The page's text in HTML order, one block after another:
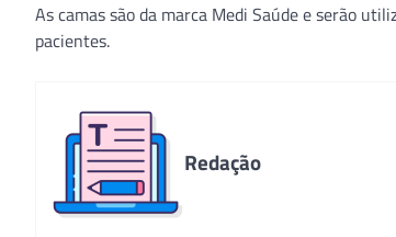
As camas são da marca Medi Saúde e serão
pacientes.
Redação